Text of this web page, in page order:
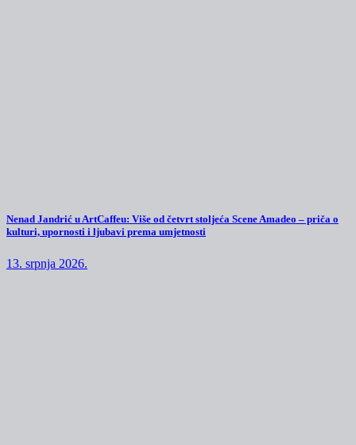
Nenad Jandrić u ArtCaffeu: Više od četvrt stoljeća Scene Amadeo – priča o
kulturi, upornosti i ljubavi prema umjetnosti
13. srpnja 2026.